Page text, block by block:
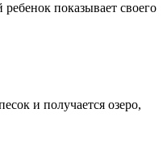
показывает своего
и получается озеро,